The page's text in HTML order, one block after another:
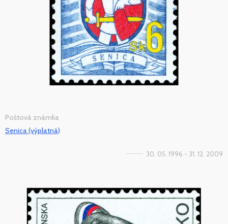
Poštová známka
Senica (výplatná)
30. 05. 1996 - 31. 12. 2009